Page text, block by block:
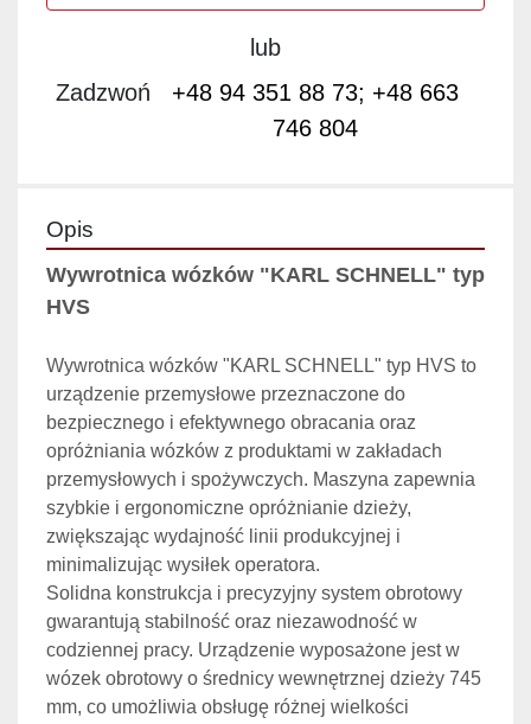
lub
Zadzwoń
+48 94 351 88 73; +48 663
746 804
Opis
Wywrotnica wózków "KARL SCHNELL" typ
HVS
Wywrotnica wózków "KARL SCHNELL" typ HVS to
urządzenie przemysłowe przeznaczone do
bezpiecznego i efektywnego obracania oraz
opróżniania wózków z produktami w zakładach
przemysłowych i spożywczych. Maszyna zapewnia
szybkie i ergonomiczne opróżnianie dzieży,
zwiększając wydajność linii produkcyjnej i
minimalizując wysiłek operatora.
Solidna konstrukcja i precyzyjny system obrotowy
gwarantują stabilność oraz niezawodność w
codziennej pracy. Urządzenie wyposażone jest w
wózek obrotowy o średnicy wewnętrznej dzieży 745
mm, co umożliwia obsługę różnej wielkości